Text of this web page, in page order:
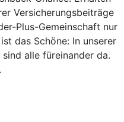
Versicherungsbeiträge
Plus-Gemeinschaft nur
das Schöne: In unserer
alle füreinander da.